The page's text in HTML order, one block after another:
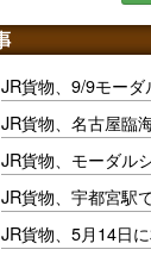
JR貨物、9/9モー
JR貨物、名古屋臨
JR貨物、モーダル
JR貨物、宇都宮駅
JR貨物、5月14日